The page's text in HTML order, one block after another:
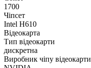
1700
Чіпсет
Intel H610
Відеокарта
Тип відеокарти
дискретна
Виробник чіпу відеокарти